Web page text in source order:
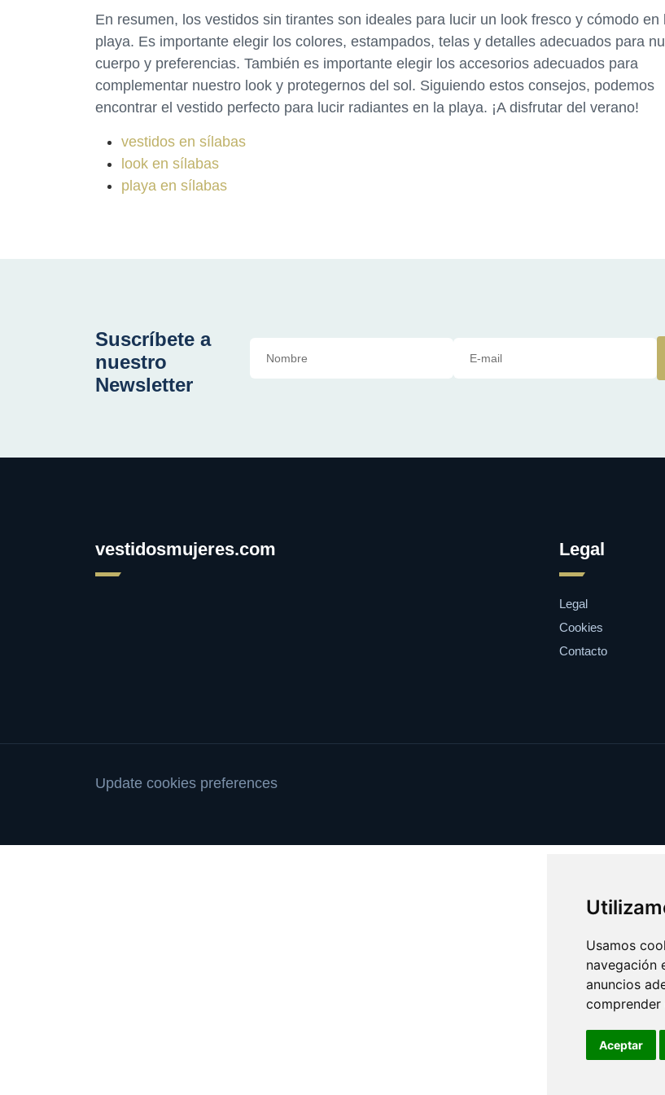
Usamos
navegación
anuncios
comprender
Aceptar
En resumen, los vestidos sin tirantes son ideales para lucir un look fresco y cómodo en
playa. Es importante elegir los colores, estampados, telas y detalles adecuados para
cuerpo y preferencias. También es importante elegir los accesorios adecuados para
complementar nuestro look y protegernos del sol. Siguiendo estos consejos, podemos
encontrar el vestido perfecto para lucir radiantes en la playa. ¡A disfrutar del verano!
vestidos en sílabas
look en sílabas
playa en sílabas
Suscríbete a
nuestro
Newsletter
vestidosmujeres.com Legal
Legal
Cookies
Contacto
Update cookies preferences